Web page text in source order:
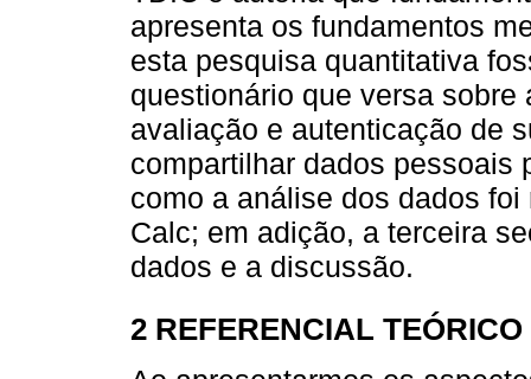
apresenta os fundamentos
esta pesquisa quantitativa
questionário que versa
avaliação e autenticação de
compartilhar dados pessoais
como a análise dos dados
Calc; em adição, a terceira
dados e a discussão.
2 REFERENCIAL TEÓRICO